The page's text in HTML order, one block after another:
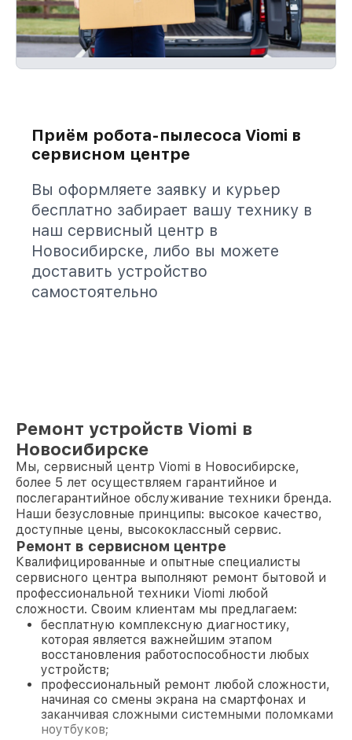
Приём робота-пылесоса Viomi в
сервисном центре
Вы оформляете заявку и курьер
бесплатно забирает вашу технику в
наш сервисный центр в
Новосибирске, либо вы можете
доставить устройство
самостоятельно
Ремонт устройств Viomi в
Новосибирске
Мы, сервисный центр Viomi в Новосибирске,
более 5 лет осуществляем гарантийное и
послегарантийное обслуживание техники бренда.
Наши безусловные принципы: высокое качество,
доступные цены, высококлассный сервис.
Ремонт в сервисном центре
Квалифицированные и опытные специалисты
сервисного центра выполняют ремонт бытовой и
профессиональной техники Viomi любой
сложности. Своим клиентам мы предлагаем:
бесплатную комплексную диагностику,
которая является важнейшим этапом
восстановления работоспособности любых
устройств;
профессиональный ремонт любой сложности,
начиная со смены экрана на смартфонах и
заканчивая сложными системными поломками
ноутбуков;